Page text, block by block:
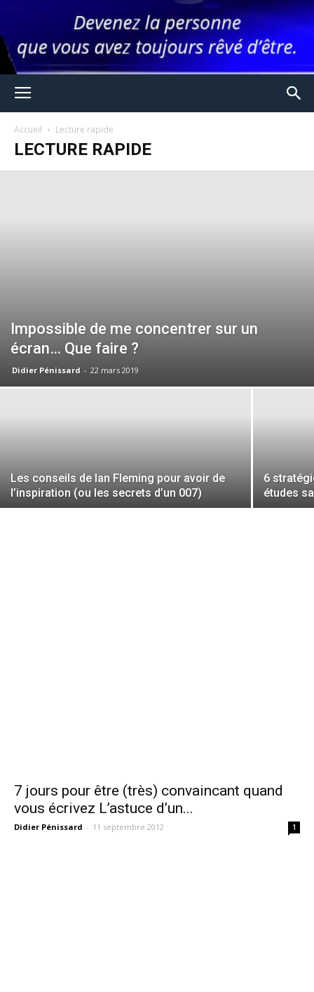
Accueil Lecture rapide
LECTURE RAPIDE
Impossible de me concentrer sur un
écran… Que faire ?
Didier Pénissard - 22 mars 2019
Les conseils de Ian Fleming pour avoir de
l’inspiration (ou les secrets d’un 007)
6
études
7 jours pour être (très) convaincant quand
vous écrivez L’astuce d’un...
Didier Pénissard - 11 septembre 2012 1